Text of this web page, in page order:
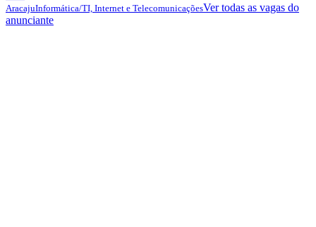
AracajuInformática/TI, Internet e TelecomunicaçõesVer todas as vagas do
anunciante